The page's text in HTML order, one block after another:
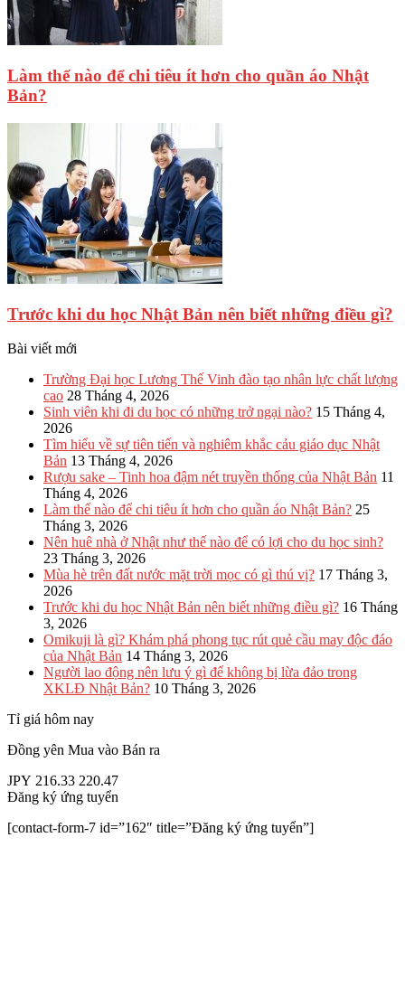
Làm thế nào để chi tiêu ít hơn cho quần áo Nhật
Bản?
Trước khi du học Nhật Bản nên biết những điều gì?
Bài viết mới
Trường Đại học Lương Thế Vinh đào tạo nhân lực chất lượng
cao 28 Tháng 4, 2026
Sinh viên khi đi du học có những trở ngại nào? 15 Tháng 4,
2026
Tìm hiểu về sự tiên tiến và nghiêm khắc cảu giáo dục Nhật
Bản 13 Tháng 4, 2026
Rượu sake – Tinh hoa đậm nét truyền thống của Nhật Bản 11
Tháng 4, 2026
Làm thế nào để chi tiêu ít hơn cho quần áo Nhật Bản? 25
Tháng 3, 2026
Nên huê nhà ở Nhật như thế nào để có lợi cho du học sinh?
23 Tháng 3, 2026
Mùa hè trên đất nước mặt trời mọc có gì thú vị? 17 Tháng 3,
2026
Trước khi du học Nhật Bản nên biết những điều gì? 16 Tháng
3, 2026
Omikuji là gì? Khám phá phong tục rút quẻ cầu may độc đáo
của Nhật Bản 14 Tháng 3, 2026
Người lao động nên lưu ý gì để không bị lừa đảo trong
XKLĐ Nhật Bản? 10 Tháng 3, 2026
Tỉ giá hôm nay
Đồng yên Mua vào Bán ra
JPY 216.33 220.47
Đăng ký ứng tuyển
[contact-form-7 id=”162″ title=”Đăng ký ứng tuyển”]